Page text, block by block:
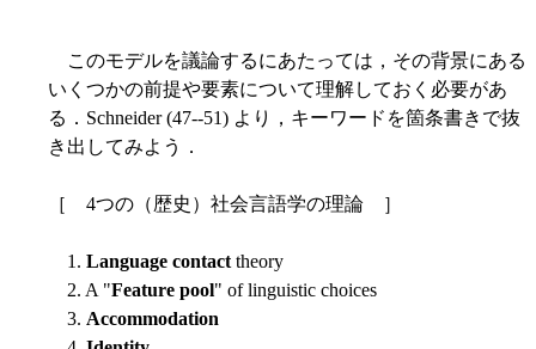
このモデルを議論するにあたっては，その背景にある
いくつかの前提や要素について理解しておく必要があ
る．Schneider (47--51) より，キーワードを箇条書きで抜
き出してみよう．
［ 4つの（歴史）社会言語学の理論 ］
1. Language contact theory
2. A "Feature pool" of linguistic choices
3. Accommodation